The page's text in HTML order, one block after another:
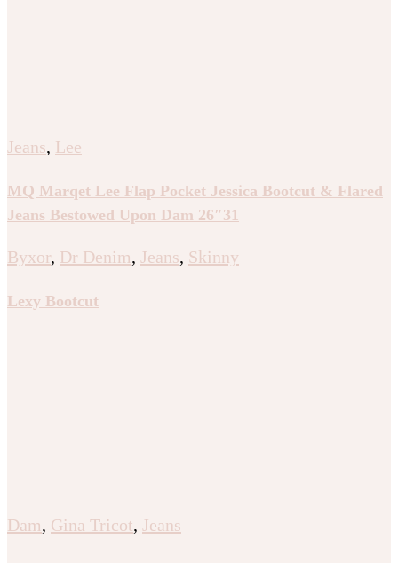
Jeans, Lee
MQ Marqet Lee Flap Pocket Jessica Bootcut & Flared
Jeans Bestowed Upon Dam 26″31
Byxor, Dr Denim, Jeans, Skinny
Lexy Bootcut
Dam, Gina Tricot, Jeans